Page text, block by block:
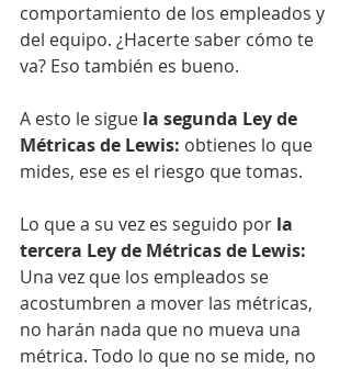
comportamiento de los empleados y
del equipo. ¿Hacerte saber cómo te
va? Eso también es bueno.
A esto le sigue la segunda Ley de
Métricas de Lewis: obtienes lo que
mides, ese es el riesgo que tomas.
Lo que a su vez es seguido por la
tercera Ley de Métricas de Lewis:
Una vez que los empleados se
acostumbren a mover las métricas,
no harán nada que no mueva una
métrica. Todo lo que no se mide, no